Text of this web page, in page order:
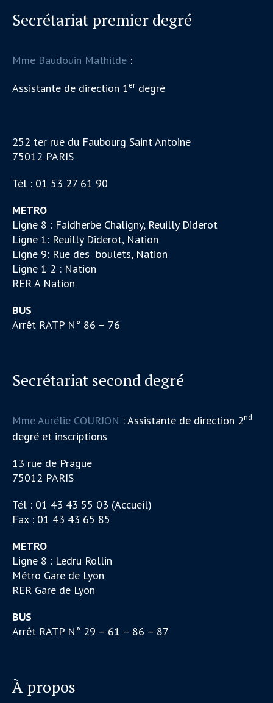
Secrétariat premier degré
Mme Baudouin Mathilde :
Assistante de direction 1erdegré
252 ter rue du Faubourg Saint Antoine
75012 PARIS
Tél : 01 53 27 61 90
METRO
Ligne 8 : Faidherbe Chaligny, Reuilly Diderot
Ligne 1: Reuilly Diderot, Nation
Ligne 9: Rue des boulets, Nation
Ligne 1 2 : Nation
RER A Nation
BUS
Arrêt RATP N° 86 – 76
Secrétariat second degré
Mme Aurélie COURJON : Assistante de direction 2nd
degré et inscriptions
13 rue de Prague
75012 PARIS
Tél : 01 43 43 55 03 (Accueil)
Fax : 01 43 43 65 85
METRO
Ligne 8 : Ledru Rollin
Métro Gare de Lyon
RER Gare de Lyon
BUS
Arrêt RATP N° 29 – 61 – 86 – 87
À propos